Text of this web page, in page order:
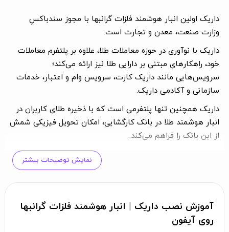
داریک اولین انبار هوشمند فلزات گرانبها با مجوز سندباکسِ
وزارت صنعت، معدن و تجارت است.
داریک با نوآوری در حوزه معاملات طلا، علاوه بر پلتفرم معاملات
خود، راهکارهای مبتنی بر دارایی طلا نیز ارائه می‌کند؛
سرویس‌هایی مانند داریک کارت،‌ سرویس وام و اعتبار، خدمات
سازمانی و آکادمی داریک.
داریک همچنین تنها پلتفرمی است که با ذخیره طلای کاربران در
انبار هوشمند طلا در بانک کارگشایی، امکان تحویل فیزیکی شمش
از این بانک را فراهم می‌کند.
با داریک، طلا مفهومی فراتر از دارایی‌ست؛ آغاز مسیری‌ است به
سوی آینده‌ای امن، ارزشمند و ماندگار.
طلات تو بانک، امن و امانه!
طلای کاربران داریک در بانک کارگشایی نگهداری می‌شود و افراد در
هر لحظه می‌توانند با گرفتن نوبت، به بانک کارگشایی مراجعه
نمایش توضیحات بیشتر
آموزش نصب داریک | انبار هوشمند فلزات گرانبها
روی آیفون